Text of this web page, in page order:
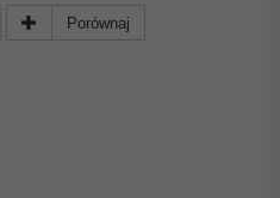
Porównaj